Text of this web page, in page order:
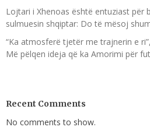
Lojtari i Xhenoas është entuziast për
sulmuesin shqiptar: Do të mësoj
“Ka atmosferë tjetër me trajnerin e
Më pëlqen ideja që ka Amorimi për
Recent Comments
No comments to show.